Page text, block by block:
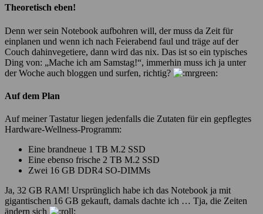
Theoretisch eben!
Denn wer sein Notebook aufbohren will, der muss da Zeit für
einplanen und wenn ich nach Feierabend faul und träge auf der
Couch dahinvegetiere, dann wird das nix. Das ist so ein typisches
Ding von: „Mache ich am Samstag!“, immerhin muss ich ja unter
der Woche auch bloggen und surfen, richtig?
Auf dem Plan
Auf meiner Tastatur liegen jedenfalls die Zutaten für ein gepflegtes
Hardware-Wellness-Programm:
Eine brandneue 1 TB M.2 SSD
Eine ebenso frische 2 TB M.2 SSD
Zwei 16 GB DDR4 SO-DIMMs
Ja, 32 GB RAM! Ursprünglich habe ich das Notebook ja mit
gigantischen 16 GB gekauft, damals dachte ich … Tja, die Zeiten
ändern sich